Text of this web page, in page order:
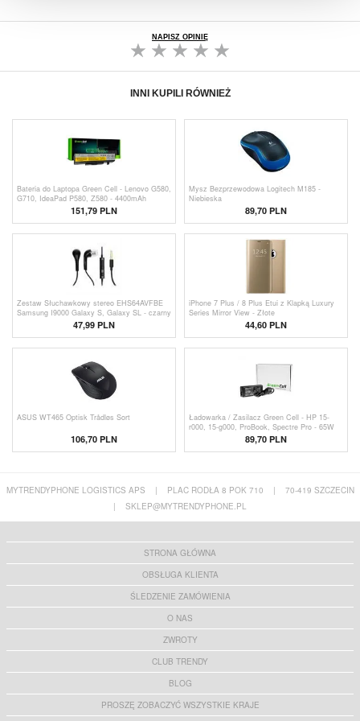
NAPISZ OPINIĘ
INNI KUPILI RÓWNIEŻ
Bateria do Laptopa Green Cell - Lenovo G580,
G710, IdeaPad P580, Z580 - 4400mAh
151,79 PLN
Mysz Bezprzewodowa Logitech M185 -
Niebieska
89,70 PLN
Zestaw Słuchawkowy stereo EHS64AVFBE
Samsung I9000 Galaxy S, Galaxy SL - czarny
47,99 PLN
iPhone 7 Plus / 8 Plus Etui z Klapką Luxury
Series Mirror View - Złote
44,60 PLN
ASUS WT465 Optisk Trådløs Sort
106,70 PLN
Ładowarka / Zasilacz Green Cell - HP 15-
r000, 15-g000, ProBook, Spectre Pro - 65W
89,70 PLN
MYTRENDYPHONE LOGISTICS APS | PLAC RODŁA 8 POK 710 |
70-419 SZCZECIN
|
SKLEP@MYTRENDYPHONE.PL
STRONA GŁÓWNA
OBSŁUGA KLIENTA
ŚLEDZENIE ZAMÓWIENIA
O NAS
ZWROTY
CLUB TRENDY
BLOG
PROSZĘ ZOBACZYĆ WSZYSTKIE KRAJE